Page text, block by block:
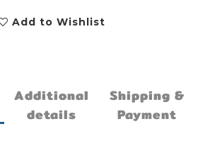
Add to Wishlist
Additional
details
Shipping &
Payment